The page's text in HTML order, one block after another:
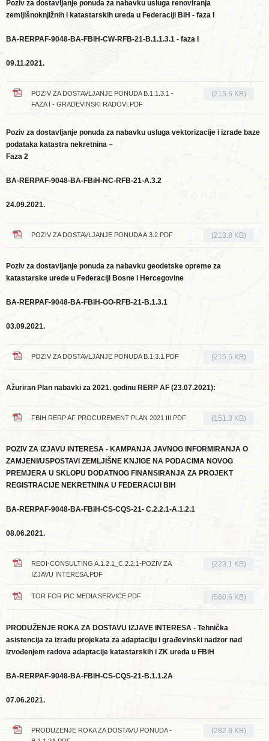
Poziv za dostavljanje ponuda za nabavku usluga renoviranja
zemljišnoknjižnih i katastarskih ureda u Federaciji BiH - faza I
BA-RERPAF-9048-BA-FBiH-CW-RFB-21-B.1.1.3.1 - faza I
09.11.2021.
POZIV ZA DOSTAVLJANJE PONUDA B.1.1.3.1 -
FAZA I - GRADEVINSKI RADOVI.PDF
(215.6 KB)
Poziv za dostavljanje ponuda za nabavku usluga vektorizacije i izrade baze
podataka katastra nekretnina –
Faza 2
BA-RERPAF-9048-BA-FBiH-NC-RFB-21-A.3.2
24.09.2021.
POZIV ZA DOSTAVLJANJE PONUDA A.3.2.PDF (213.8 KB)
Poziv za dostavljanje ponuda za nabavku geodetske opreme za
katastarske urede u Federaciji Bosne i Hercegovine
BA-RERPAF-9048-BA-FBiH-GO-RFB-21-B.1.3.1
03.09.2021.
POZIV ZA DOSTAVLJANJE PONUDA B.1.3.1.PDF (215.5 KB)
Ažuriran Plan nabavki za 2021. godinu RERP AF (23.07.2021):
FBIH RERP AF PROCUREMENT PLAN 2021 III.PDF (151.3 KB)
POZIV ZA IZJAVU INTERESA - KAMPANJA JAVNOG INFORMIRANJA O
ZAMJENI/USPOSTAVI ZEMLJIŠNE KNJIGE NA PODACIMA NOVOG
PREMJERA U SKLOPU DODATNOG FINANSIRANJA ZA PROJEKT
REGISTRACIJE NEKRETNINA U FEDERACIJI BIH
BA-RERPAF-9048-BA-FBiH-CS-CQS-21- C.2.2.1-A.1.2.1
08.06.2021.
REOI-CONSULTING A.1.2.1_C.2.2.1-POZIV ZA
IZJAVU INTERESA.PDF
(223.1 KB)
TOR FOR PIC MEDIA SERVICE.PDF (560.6 KB)
PRODUŽENJE ROKA ZA DOSTAVU IZJAVE INTERESA - Tehnička
asistencija za izradu projekata za adaptaciju i građevinski nadzor nad
izvođenjem radova adaptacije katastarskih i ZK ureda u FBiH
BA-RERPAF-9048-BA-FBiH-CS-CQS-21-B.1.1.2A
07.06.2021.
PRODUZENJE ROKA ZA DOSTAVU PONUDA -
(282.8 KB)